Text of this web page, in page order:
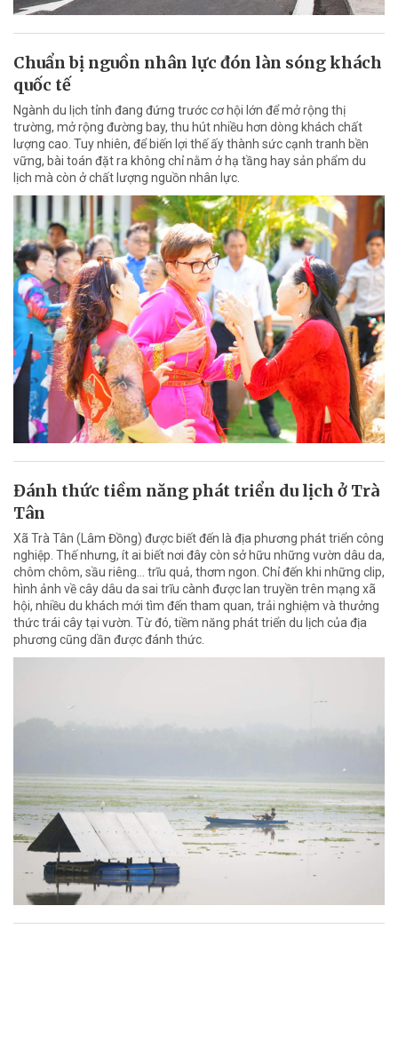
Chuẩn bị nguồn nhân lực đón làn sóng khách
quốc tế
Ngành du lịch tỉnh đang đứng trước cơ hội lớn để mở rộng thị
trường, mở rộng đường bay, thu hút nhiều hơn dòng khách chất
lượng cao. Tuy nhiên, để biến lợi thế ấy thành sức cạnh tranh bền
vững, bài toán đặt ra không chỉ nằm ở hạ tầng hay sản phẩm du
lịch mà còn ở chất lượng nguồn nhân lực.
Đánh thức tiềm năng phát triển du lịch ở Trà
Tân
Xã Trà Tân (Lâm Đồng) được biết đến là địa phương phát triển công
nghiệp. Thế nhưng, ít ai biết nơi đây còn sở hữu những vườn dâu da,
chôm chôm, sầu riêng… trĩu quả, thơm ngon. Chỉ đến khi những clip,
hình ảnh về cây dâu da sai trĩu cành được lan truyền trên mạng xã
hội, nhiều du khách mới tìm đến tham quan, trải nghiệm và thưởng
thức trái cây tại vườn. Từ đó, tiềm năng phát triển du lịch của địa
phương cũng dần được đánh thức.